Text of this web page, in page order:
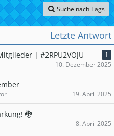
Suche nach Tags
Letzte Antwort
| #2RPU2VOJU
1
10. Dezember 2025
19. April 2025
🐉
8. April 2025